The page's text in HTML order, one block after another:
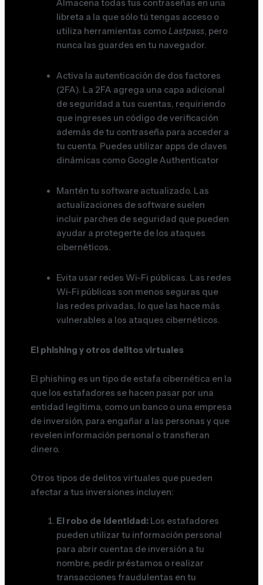
Almacena todas tus contraseñas en una
libreta a la que sólo tú tengas acceso o
utiliza herramientas comoLastpass, pero
nunca las guardes en tu navegador.
Activa la autenticación de dos factores
(2FA). La 2FA agrega una capa adicional
de seguridad a tus cuentas, requiriendo
que ingreses un código de verificación
además de tu contraseña para acceder a
tu cuenta. Puedes utilizar apps de claves
dinámicas como Google Authenticator
Mantén tu software actualizado. Las
actualizaciones de software suelen
incluir parches de seguridad que pueden
ayudar a protegerte de los ataques
cibernéticos.
Evita usar redes Wi-Fi públicas. Las redes
Wi-Fi públicas son menos seguras que
las redes privadas, lo que las hace más
vulnerables a los ataques cibernéticos.
El phishing y otros delitos virtuales
El phishing es un tipo de estafa cibernética en la
que los estafadores se hacen pasar por una
entidad legítima, como un banco o una empresa
de inversión, para engañar a las personas y que
revelen información personal o transfieran
dinero.
Otros tipos de delitos virtuales que pueden
afectar a tus inversiones incluyen:
El robo de identidad: Los estafadores
pueden utilizar tu información personal
para abrir cuentas de inversión a tu
nombre, pedir préstamos o realizar
transacciones fraudulentas en tu